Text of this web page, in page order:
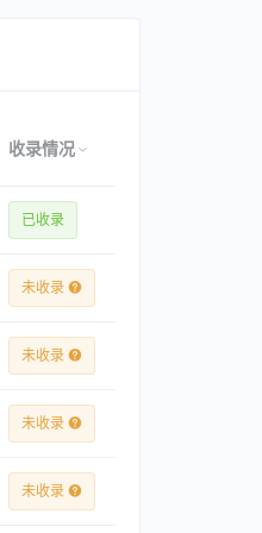
收录情况
已收录
未收录
未收录
未收录
未收录